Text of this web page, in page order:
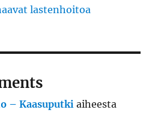
lastenhoitoa
– Kaasuputki aiheesta